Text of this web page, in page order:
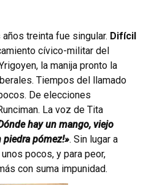
treinta fue singular. Difícil
cívico-militar del
la manija pronto la
Tiempos del llamado
De elecciones
La voz de Tita
hay un mango, viejo
piedra pómez!». Sin lugar a
pocos, y para peor,
con suma impunidad.